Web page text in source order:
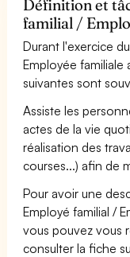
Définition et
familial /
Durant l'exercice
Employée familiale
suivantes sont
Assiste les
actes de la vie
réalisation des
courses...) afin de
Pour avoir une
Employé familial /
vous pouvez vous
consulter la fiche